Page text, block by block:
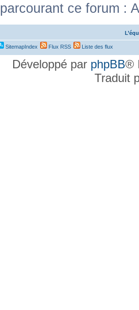
ce forum :
SitemapIndex Flux RSS Liste des flux
Développé par phpBB®
Traduit